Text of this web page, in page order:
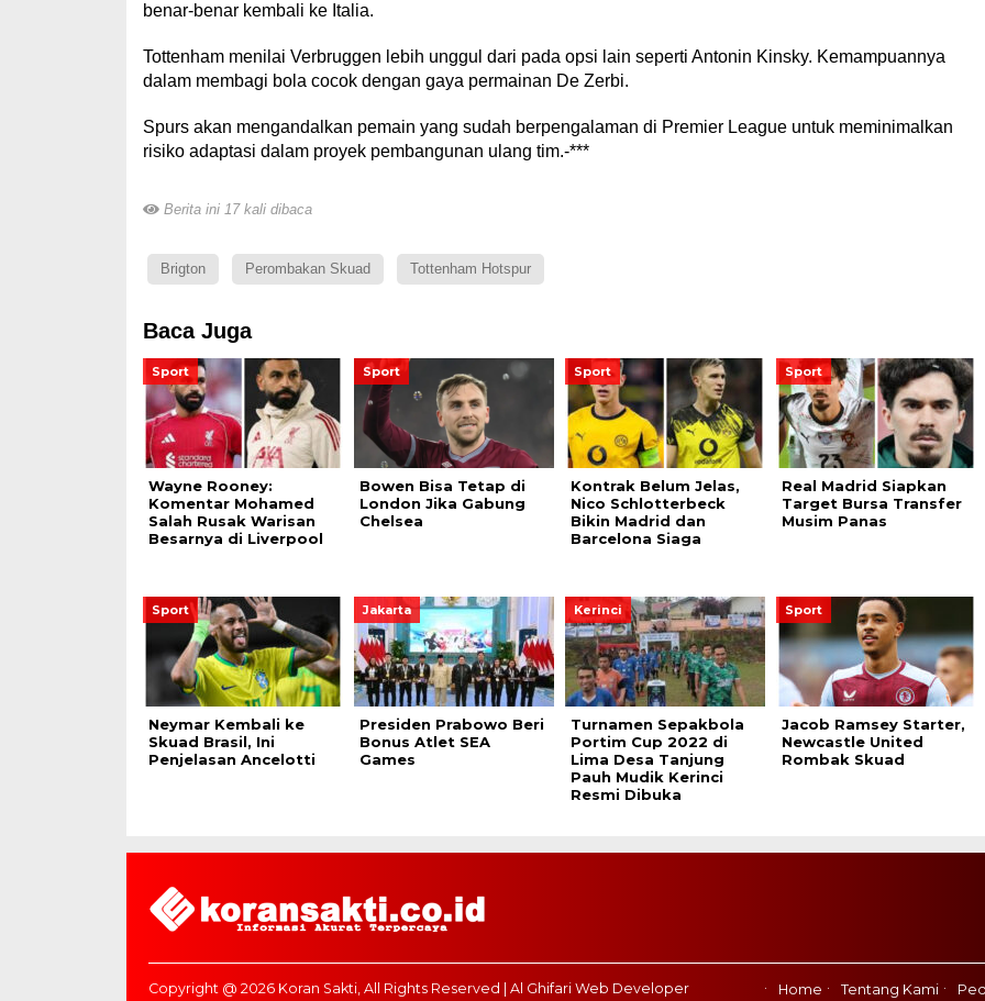
benar-benar kembali ke Italia.
Tottenham menilai Verbruggen lebih unggul dari pada opsi lain seperti Antonin Kinsky. Kemampuannya
dalam membagi bola cocok dengan gaya permainan De Zerbi.
Spurs akan mengandalkan pemain yang sudah berpengalaman di Premier League untuk meminimalkan
risiko adaptasi dalam proyek pembangunan ulang tim.-***
Berita ini 17 kali dibaca
Brigton Perombakan Skuad Tottenham Hotspur
Baca Juga
Sport
Wayne Rooney:
Komentar Mohamed
Salah Rusak Warisan
Besarnya di Liverpool
Sport
Bowen Bisa Tetap di
London Jika Gabung
Chelsea
Sport
Kontrak Belum Jelas,
Nico Schlotterbeck
Bikin Madrid dan
Barcelona Siaga
Sport
Real Madrid Siapkan
Target Bursa Transfer
Musim Panas
Sport
Neymar Kembali ke
Skuad Brasil, Ini
Penjelasan Ancelotti
Jakarta
Presiden Prabowo Beri
Bonus Atlet SEA
Games
Kerinci
Turnamen Sepakbola
Portim Cup 2022 di
Lima Desa Tanjung
Pauh Mudik Kerinci
Resmi Dibuka
Sport
Jacob Ramsey Starter,
Newcastle United
Rombak Skuad
Copyright @ 2026 Koran Sakti, All Rights Reserved | Al Ghifari Web Developer Home Tentang Kami